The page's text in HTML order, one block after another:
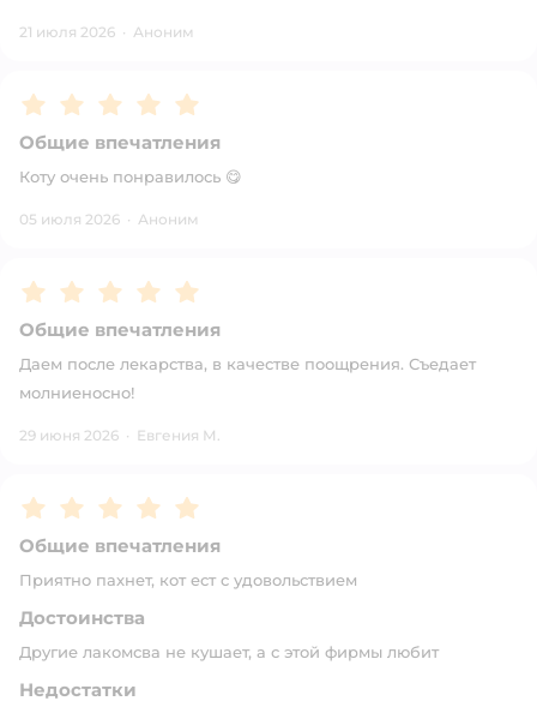
21 июля 2026 · Аноним
Рейтинг:5
Общие впечатления
Коту очень понравилось 😋
05 июля 2026 · Аноним
Рейтинг:5
Общие впечатления
Даем после лекарства, в качестве поощрения. Съедает
молниеносно!
29 июня 2026 · Евгения М.
Рейтинг:5
Общие впечатления
Приятно пахнет, кот ест с удовольствием
Достоинства
Другие лакомсва не кушает, а с этой фирмы любит
Недостатки